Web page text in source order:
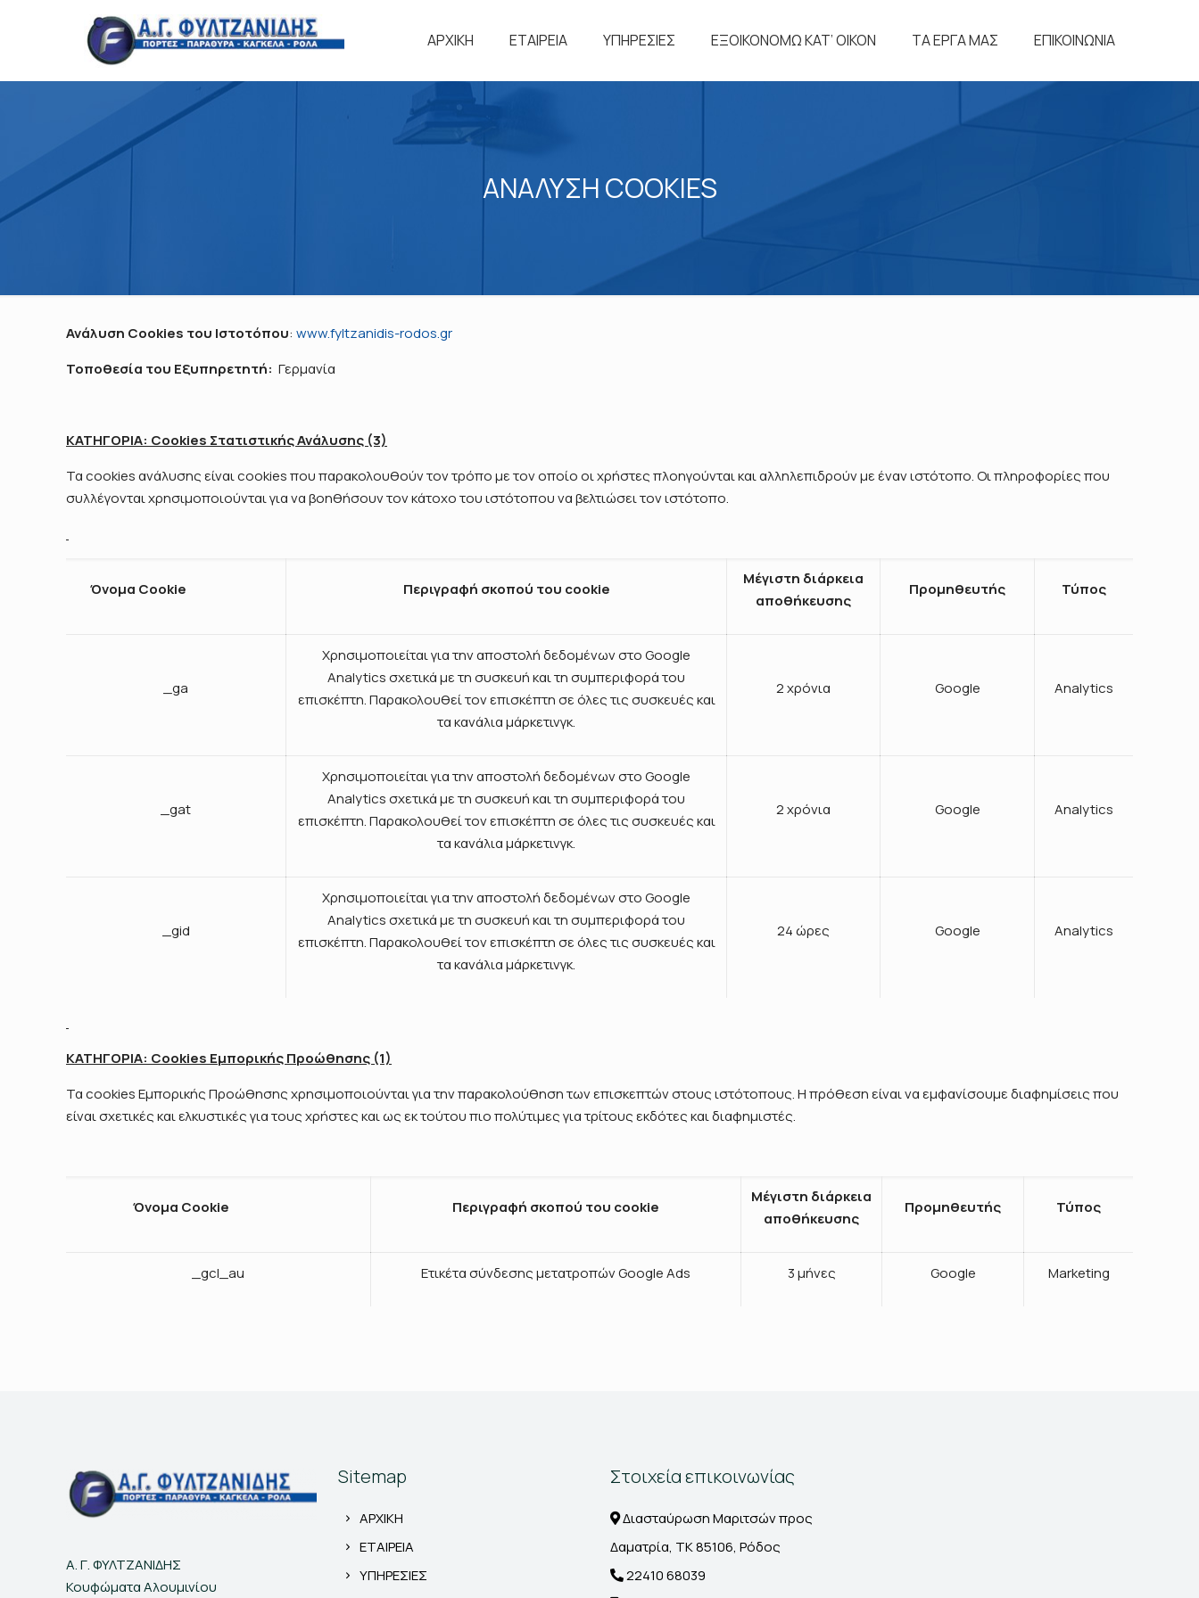
ΑΡΧΙΚΗ ΕΤΑΙΡΕΙΑ ΥΠΗΡΕΣΙΕΣ ΕΞΟΙΚΟΝΟΜΩ ΚΑΤ’ ΟΙΚΟΝ ΤΑ ΕΡΓΑ ΜΑΣ ΕΠΙΚΟΙΝΩΝΙΑ
ΑΝΑΛΥΣΗ COOKIES
Ανάλυση Cookies του Ιστοτόπου: www.fyltzanidis-rodos.gr
Τοποθεσία του Εξυπηρετητή: Γερμανία
ΚΑΤΗΓΟΡΙΑ: Cookies Στατιστικής Ανάλυσης (3)
Τα cookies ανάλυσης είναι cookies που παρακολουθούν τον τρόπο με τον οποίο οι χρήστες πλοηγούνται και αλληλεπιδρούν με έναν ιστότοπο. Οι πληροφορίες που
συλλέγονται χρησιμοποιούνται για να βοηθήσουν τον κάτοχο του ιστότοπου να βελτιώσει τον ιστότοπο.
Όνομα Cookie Περιγραφή σκοπού του cookie
Μέγιστη διάρκεια
αποθήκευσης
Προμηθευτής Τύπος
_ga
Χρησιμοποιείται για την αποστολή δεδομένων στο Google
Analytics σχετικά με τη συσκευή και τη συμπεριφορά του
επισκέπτη. Παρακολουθεί τον επισκέπτη σε όλες τις συσκευές και
τα κανάλια μάρκετινγκ.
2 χρόνια Google Analytics
_gat
Χρησιμοποιείται για την αποστολή δεδομένων στο Google
Analytics σχετικά με τη συσκευή και τη συμπεριφορά του
επισκέπτη. Παρακολουθεί τον επισκέπτη σε όλες τις συσκευές και
τα κανάλια μάρκετινγκ.
2 χρόνια Google Analytics
_gid
Χρησιμοποιείται για την αποστολή δεδομένων στο Google
Analytics σχετικά με τη συσκευή και τη συμπεριφορά του
επισκέπτη. Παρακολουθεί τον επισκέπτη σε όλες τις συσκευές και
τα κανάλια μάρκετινγκ.
24 ώρες Google Analytics
ΚΑΤΗΓΟΡΙΑ: Cookies Εμπορικής Προώθησης (1)
Τα cookies Εμπορικής Προώθησης χρησιμοποιούνται για την παρακολούθηση των επισκεπτών στους ιστότοπους. Η πρόθεση είναι να εμφανίσουμε διαφημίσεις που
είναι σχετικές και ελκυστικές για τους χρήστες και ως εκ τούτου πιο πολύτιμες για τρίτους εκδότες και διαφημιστές.
Όνομα Cookie Περιγραφή σκοπού του cookie
Μέγιστη διάρκεια
αποθήκευσης
Προμηθευτής Τύπος
_gcl_au Ετικέτα σύνδεσης μετατροπών Google Ads 3 μήνες Google Marketing
Α. Γ. ΦΥΛΤΖΑΝΙΔΗΣ
Κουφώματα Αλουμινίου
Sitemap
ΑΡΧΙΚΗ
ΕΤΑΙΡΕΙΑ
ΥΠΗΡΕΣΙΕΣ
Στοιχεία επικοινωνίας
Διασταύρωση Μαριτσών προς
Δαματρία, ΤΚ 85106, Ρόδος
22410 68039